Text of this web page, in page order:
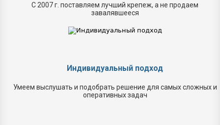
С 2007 г. поставляем лучший крепеж, а не продаем
завалявшееся
Индивидуальный подход
Умеем выслушать и подобрать решение для самых сложных и
оперативных задач